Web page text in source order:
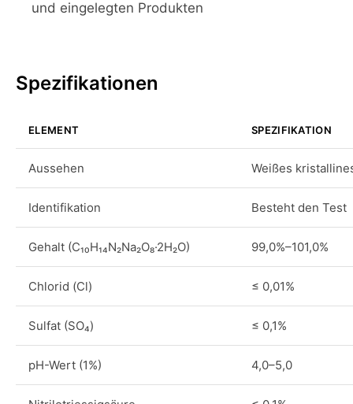
und eingelegten Produkten
Spezifikationen
ELEMENT SPEZIFIKATION
Aussehen Weißes
Identifikation Besteht den Test
Gehalt (C₁₀H₁₄N₂Na₂O₈·2H₂O) 99,0%–101,0%
Chlorid (Cl) ≤ 0,01%
Sulfat (SO₄) ≤ 0,1%
pH-Wert (1%) 4,0–5,0